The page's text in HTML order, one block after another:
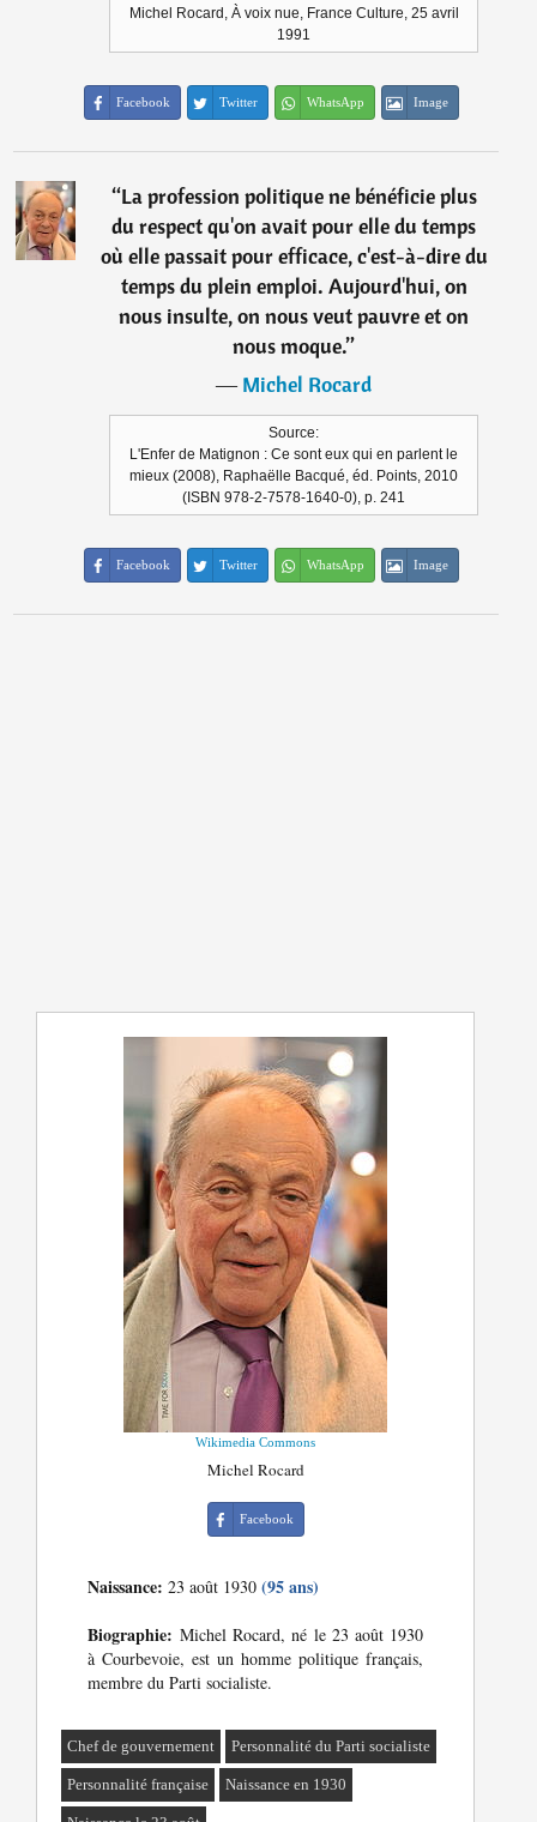
Michel Rocard, À voix nue, France Culture, 25 avril
1991
Facebook Twitter WhatsApp Image
“La profession politique ne bénéficie plus
du respect qu'on avait pour elle du temps
où elle passait pour efficace, c'est-à-dire du
temps du plein emploi. Aujourd'hui, on
nous insulte, on nous veut pauvre et on
nous moque.”
―Michel Rocard
Source:
L'Enfer de Matignon : Ce sont eux qui en parlent le
mieux (2008), Raphaëlle Bacqué, éd. Points, 2010
(ISBN 978-2-7578-1640-0), p. 241
Facebook Twitter WhatsApp Image
Wikimedia Commons
Michel Rocard
Facebook
Naissance: 23 août 1930(95 ans)
Biographie: Michel Rocard, né le 23 août 1930
à Courbevoie, est un homme politique français,
membre du Parti socialiste.
Chef de gouvernement Personnalité du Parti socialiste
Personnalité française Naissance en 1930